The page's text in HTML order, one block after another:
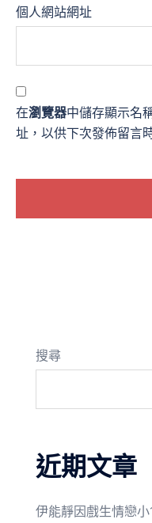
個人網站網址
在瀏覽器中儲存顯示名
址，以供下次發佈留言
搜尋
近期文章
伊能靜因戲生情戀